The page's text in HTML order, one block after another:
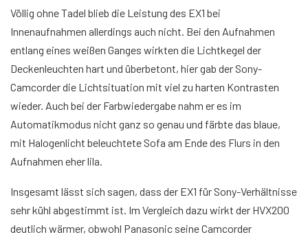
Völlig ohne Tadel blieb die Leistung des EX1 bei
Innenaufnahmen allerdings auch nicht. Bei den Aufnahmen
entlang eines weißen Ganges wirkten die Lichtkegel der
Deckenleuchten hart und überbetont, hier gab der Sony-
Camcorder die Lichtsituation mit viel zu harten Kontrasten
wieder. Auch bei der Farbwiedergabe nahm er es im
Automatikmodus nicht ganz so genau und färbte das blaue,
mit Halogenlicht beleuchtete Sofa am Ende des Flurs in den
Aufnahmen eher lila.
Insgesamt lässt sich sagen, dass der EX1 für Sony-Verhältnisse
sehr kühl abgestimmt ist. Im Vergleich dazu wirkt der HVX200
deutlich wärmer, obwohl Panasonic seine Camcorder